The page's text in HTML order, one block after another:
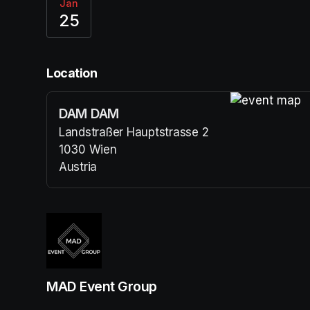
Jan
25
Location
DAM DAM
Landstraßer Hauptstrasse 2
1030 Wien
Austria
(opens in a new tab)
MAD Event Group